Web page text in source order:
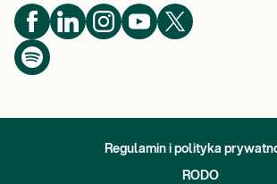
Regulamin i polityka
RODO